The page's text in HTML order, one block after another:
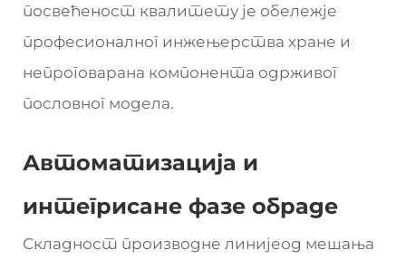
посвећеност квалитету је обележје
професионалног инжењерства хране и
непроговарана компонента одрживог
пословног модела.
Автоматизација и
интегрисане фазе обраде
Складност производне линијеод мешања